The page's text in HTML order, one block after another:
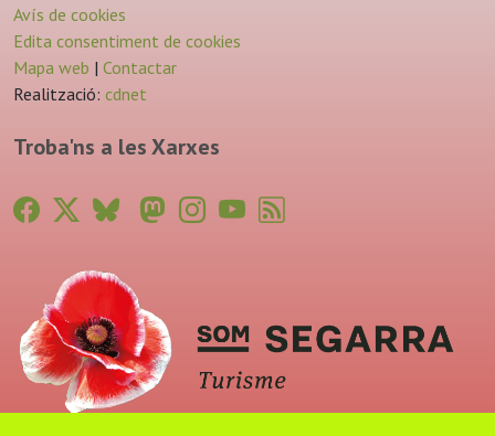
Avís de cookies
Edita consentiment de cookies
Mapa web | Contactar
Realització: cdnet
Troba'ns a les Xarxes